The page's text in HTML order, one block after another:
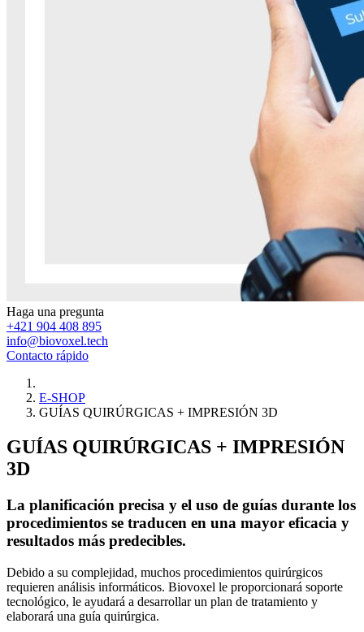
Haga una pregunta
+421 904 408 895
info@biovoxel.tech
Contacto rápido
E-SHOP
GUÍAS QUIRÚRGICAS + IMPRESIÓN 3D
GUÍAS QUIRÚRGICAS + IMPRESIÓN
3D
La planificación precisa y el uso de guías durante los
procedimientos se traducen en una mayor eficacia y
resultados más predecibles.
Debido a su complejidad, muchos procedimientos quirúrgicos
requieren análisis informáticos. Biovoxel le proporcionará soporte
tecnológico, le ayudará a desarrollar un plan de tratamiento y
elaborará una guía quirúrgica.